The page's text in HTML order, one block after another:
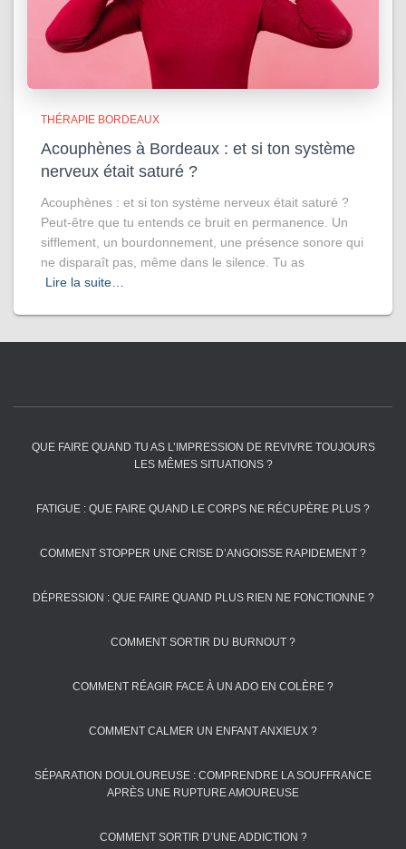
THÉRAPIE BORDEAUX
Acouphènes à Bordeaux : et si ton système
nerveux était saturé ?
Acouphènes : et si ton système nerveux était saturé ?
Peut-être que tu entends ce bruit en permanence. Un
sifflement, un bourdonnement, une présence sonore qui
ne disparaît pas, même dans le silence. Tu as
Lire la suite…
QUE FAIRE QUAND TU AS L’IMPRESSION DE REVIVRE TOUJOURS
LES MÊMES SITUATIONS ?
FATIGUE : QUE FAIRE QUAND LE CORPS NE RÉCUPÈRE PLUS ?
COMMENT STOPPER UNE CRISE D’ANGOISSE RAPIDEMENT ?
DÉPRESSION : QUE FAIRE QUAND PLUS RIEN NE FONCTIONNE ?
COMMENT SORTIR DU BURNOUT ?
COMMENT RÉAGIR FACE À UN ADO EN COLÈRE ?
COMMENT CALMER UN ENFANT ANXIEUX ?
SÉPARATION DOULOUREUSE : COMPRENDRE LA SOUFFRANCE
APRÈS UNE RUPTURE AMOUREUSE
COMMENT SORTIR D’UNE ADDICTION ?